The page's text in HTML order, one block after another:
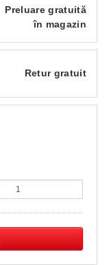
Preluare gratuită
în magazin
Retur gratuit